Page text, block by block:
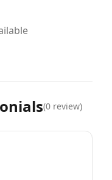
(0 review)